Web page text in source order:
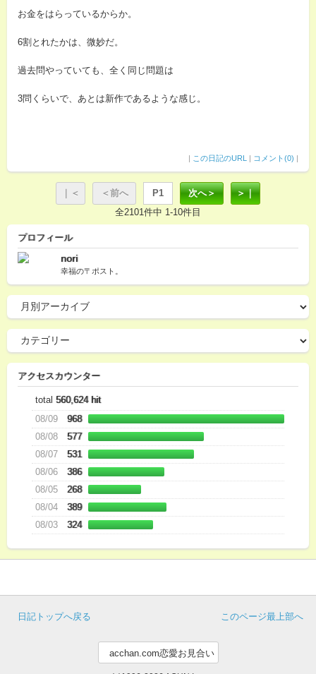
お金をはらっているからか。
6割とれたかは、微妙だ。
過去問やっていても、全く同じ問題は
3問くらいで、あとは新作であるような感じ。
| この日記のURL | コメント(0) |
｜＜ ＜前へ P1 次へ＞
＞｜
全2101件中 1-10件目
プロフィール
nori
幸福の〒ポスト。
アクセスカウンター
total 560,624 hit
08/09
968
08/08
577
08/07
531
08/06
386
08/05
268
08/04
389
08/03
324
このページ最上部へ
日記トップへ戻る